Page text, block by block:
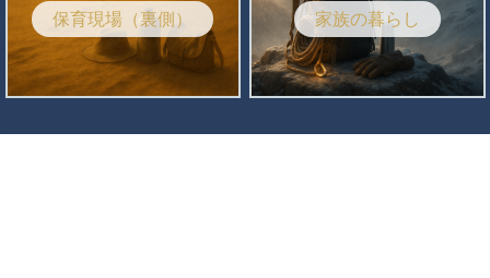
保育現場（裏側） 家族の暮らし